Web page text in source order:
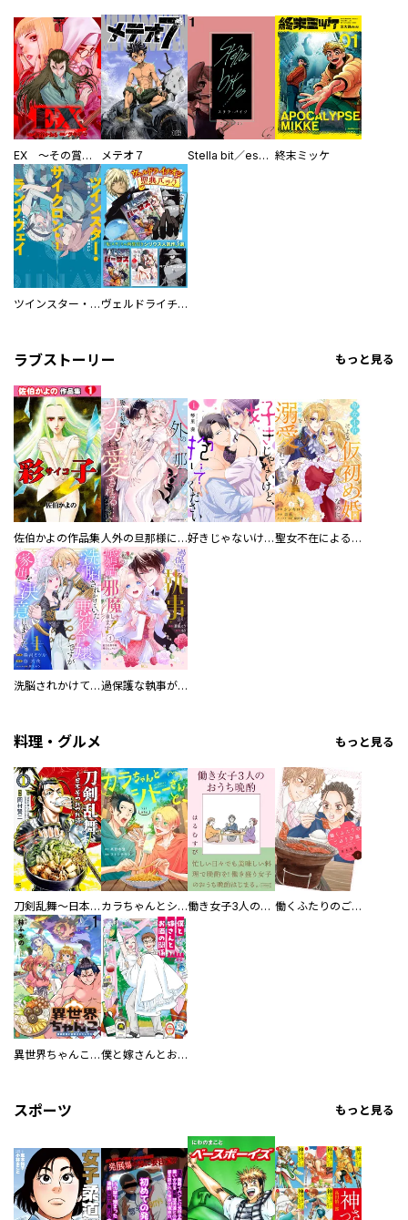
EX ～その賞金稼ぎは、世界の出口を探す～【単行本版】 メテオ７ Stella bit／es【単話版】 終末ミッケ
ツインスター・サイクロン・ランナウェイ ヴェルドライチオシ聖典パック 『転スラ』ミニ画集付き シリウス人気作３選
ラブストーリー もっと見る
佐伯かよの作品集 人外の旦那様に娶られ毎晩ナカまで愛される…。アンソロジー 好きじゃないけど、抱いてください【電子単行本版／特典おまけ付き】 聖女不在による仮初め婚なのに、不器用な王太子に溺愛されています【電子単行本版／特典おまけ付き】
洗脳されかけていた悪役令嬢ですが家出を決意しました。【電子単行本版／特典おまけ付き】 過保護な執事が私の婚活を邪魔してきます！ 分冊版
料理・グルメ もっと見る
刀剣乱舞～日本号つれづれ酒～ カラちゃんとシトーさんと、 【分冊版】 働き女子3人のおうち晩酌 働くふたりのごほうび飯
異世界ちゃんこ～横綱目前に召喚されたんだが～ 【連載版】 僕と嫁さんとお酒の関係
スポーツ もっと見る